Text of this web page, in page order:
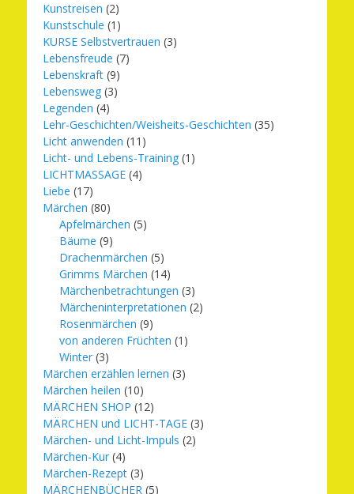
Kunstreisen (2)
Kunstschule (1)
KURSE Selbstvertrauen (3)
Lebensfreude (7)
Lebenskraft (9)
Lebensweg (3)
Legenden (4)
Lehr-Geschichten/Weisheits-Geschichten (35)
Licht anwenden (11)
Licht- und Lebens-Training (1)
LICHTMASSAGE (4)
Liebe (17)
Märchen (80)
Apfelmärchen (5)
Bäume (9)
Drachenmärchen (5)
Grimms Märchen (14)
Märchenbetrachtungen (3)
Märcheninterpretationen (2)
Rosenmärchen (9)
von anderen Früchten (1)
Winter (3)
Märchen erzählen lernen (3)
Märchen heilen (10)
MÄRCHEN SHOP (12)
MÄRCHEN und LICHT-TAGE (3)
Märchen- und Licht-Impuls (2)
Märchen-Kur (4)
Märchen-Rezept (3)
MÄRCHENBÜCHER (5)